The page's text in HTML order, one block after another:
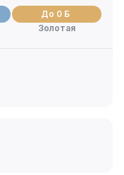
До 0 Б
Золотая